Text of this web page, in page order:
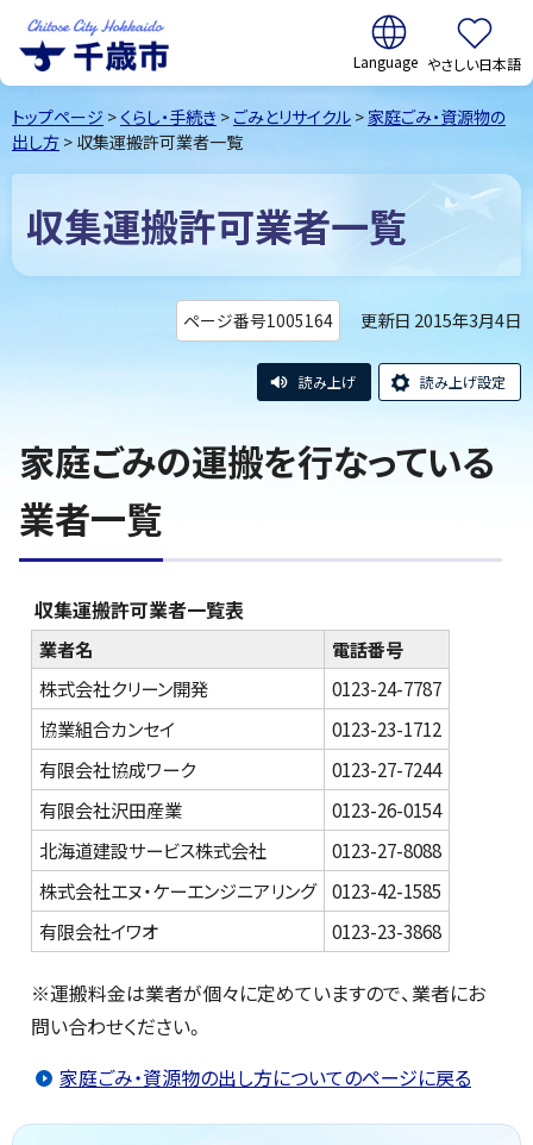
千歳市Chitose
City Hokkaido
翻訳:
やさしい日本語
トップページ > くらし・手続き > ごみとリサイクル >家庭ごみ・資源物の
出し方 > 収集運搬許可業者一覧
収集運搬許可業者一覧
ページ番号1005164 更新日 2015年3月4日
読み上げ 読み上げ設定
家庭ごみの運搬を行なっている
業者一覧
収集運搬許可業者一覧表
業者名
電話番号
株式会社クリーン開発
0123-24-7787
協業組合カンセイ
0123-23-1712
有限会社協成ワーク
0123-27-7244
有限会社沢田産業
0123-26-0154
北海道建設サービス株式会社
0123-27-8088
株式会社エヌ・ケーエンジニアリング 0123-42-1585
有限会社イワオ
0123-23-3868
※運搬料金は業者が個々に定めていますので、業者にお
問い合わせください。
家庭ごみ・資源物の出し方についてのページに戻る